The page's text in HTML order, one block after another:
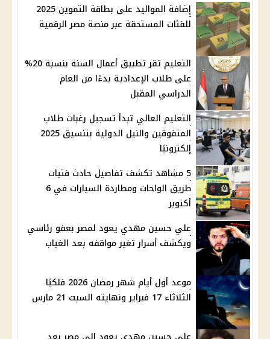
إضافة المواليد على بطاقة التموين 2025
للفئات المستحقة عبر منصة مصر الرقمية
التعليم تقر تطبيق أعمال السنة بنسبة 20%
على طلاب الإعدادية بدءًا من العام
الدراسي المقبل
التعليم العالي تبدأ تسجيل رغبات طلاب
المتفوقين والنيل الدولية بتنسيق 2025
إلكترونيًا
5 مشاهد تكشف تفاصيل حادث فتيات
طريق الواحات ومطاردة السيارات في 6
أكتوبر
علي حسين مهدي يعود لمصر بعفو رئاسي
ويكشف أسرار تغير مواقفه بعد الغياب
موعد أول أيام شهر رمضان 2026 فلكيًا
الثلاثاء 17 فبراير ونهايته السبت 21 مارس